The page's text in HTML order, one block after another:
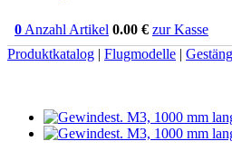
0 Anzahl Artikel 0.00 € zur Kasse
Produktkatalog | Flugmodelle |